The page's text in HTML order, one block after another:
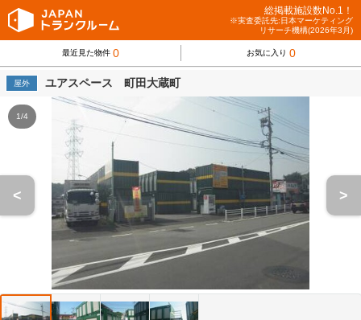
総掲載施設数No.1！
※実査委託先:日本マーケティング
リサーチ機構(2026年3月)
最近見た物件 0 お気に入り 0
屋外 ユアスペース 町田大蔵町
1/4
< >